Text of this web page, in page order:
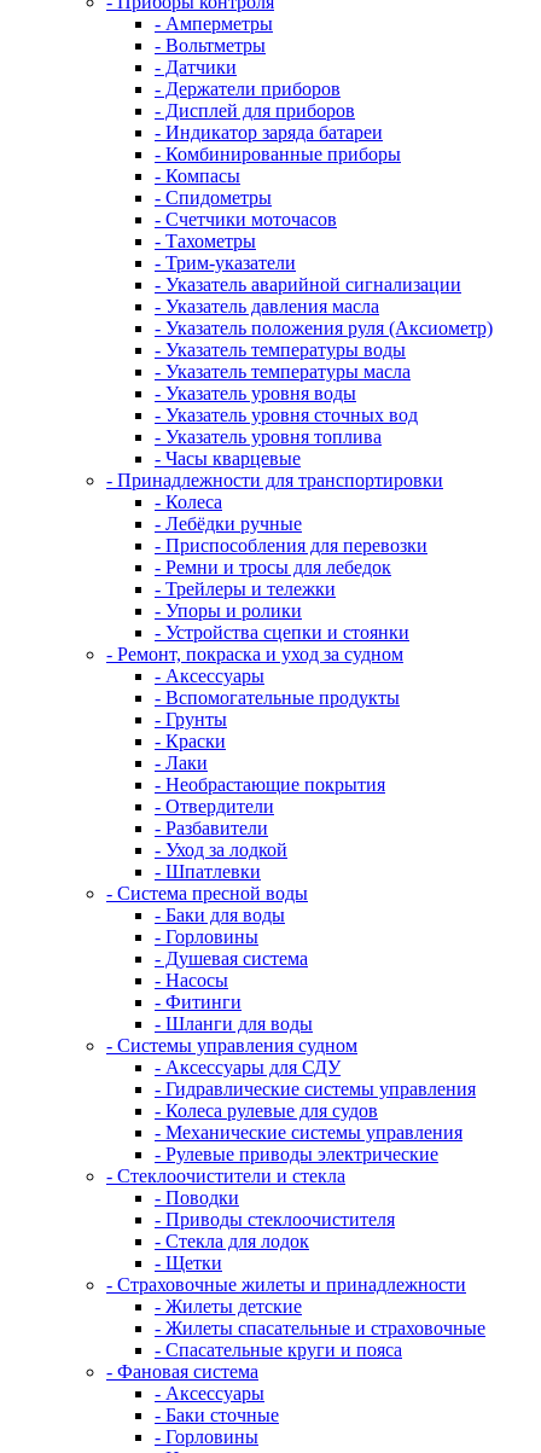
- Амперметры
- Вольтметры
- Датчики
- Держатели приборов
- Дисплей для приборов
- Индикатор заряда батареи
- Комбинированные приборы
- Компасы
- Спидометры
- Счетчики моточасов
- Тахометры
- Трим-указатели
- Указатель аварийной сигнализации
- Указатель давления масла
- Указатель положения руля (Аксиометр)
- Указатель температуры воды
- Указатель температуры масла
- Указатель уровня воды
- Указатель уровня сточных вод
- Указатель уровня топлива
- Часы кварцевые
- Принадлежности для транспортировки
- Колеса
- Лебёдки ручные
- Приспособления для перевозки
- Ремни и тросы для лебедок
- Трейлеры и тележки
- Упоры и ролики
- Устройства сцепки и стоянки
- Ремонт, покраска и уход за судном
- Аксессуары
- Вспомогательные продукты
- Грунты
- Краски
- Лаки
- Необрастающие покрытия
- Отвердители
- Разбавители
- Уход за лодкой
- Шпатлевки
- Система пресной воды
- Баки для воды
- Горловины
- Душевая система
- Насосы
- Фитинги
- Шланги для воды
- Системы управления судном
- Аксессуары для СДУ
- Гидравлические системы управления
- Колеса рулевые для судов
- Механические системы управления
- Рулевые приводы электрические
- Стеклоочистители и стекла
- Поводки
- Приводы стеклоочистителя
- Стекла для лодок
- Щетки
- Страховочные жилеты и принадлежности
- Жилеты детские
- Жилеты спасательные и страховочные
- Спасательные круги и пояса
- Фановая система
- Аксессуары
- Баки сточные
- Горловины